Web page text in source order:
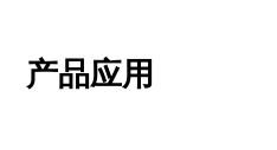
产品应用